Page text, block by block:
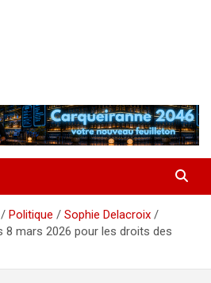
Politique
Sophie Delacroix
mars 2026 pour les droits des